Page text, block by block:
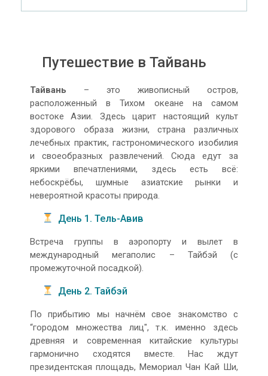
Путешествие в Тайвань
Тайвань – это живописный остров,
расположенный в Тихом океане на самом
востоке Азии. Здесь царит настоящий культ
здорового образа жизни, страна различных
лечебных практик, гастрономического изобилия
и своеобразных развлечений. Сюда едут за
яркими впечатлениями, здесь есть всё:
небоскрёбы, шумные азиатские рынки и
невероятной красоты природа.
День 1. Тель-Авив
Встреча группы в аэропорту и вылет в
международный мегаполис – Тайбэй (с
промежуточной посадкой).
День 2. Тайбэй
По прибытию мы начнём свое знакомство с
“городом множества лиц", т.к. именно здесь
древняя и современная китайские культуры
гармонично сходятся вместе. Нас ждут
президентская площадь, Мемориал Чан Кай Ши,